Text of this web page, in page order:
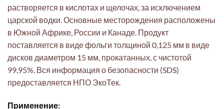
растворяется в кислотах и щелочах, за исключением
царской водки. Основные месторождения расположены
в Южной Африке, России и Канаде. Продукт
поставляется в виде фольги толщиной 0,125 мм в виде
дисков диаметром 15 мм, прокатанных, с чистотой
99,95%. Вся информация о безопасности (SDS)
предоставляется НПО ЭкоТек.
Применение: